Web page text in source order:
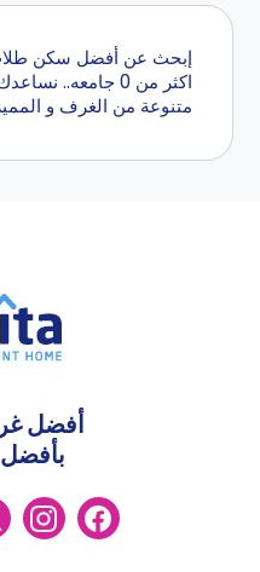
اكثر من 0 جامعه..
متنوعة من الغرف و
أفضل
بأفضل